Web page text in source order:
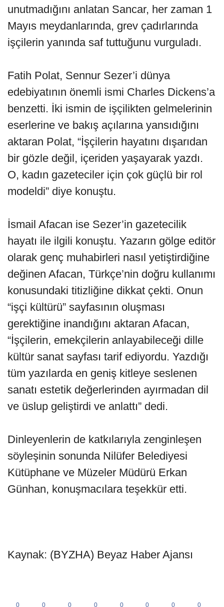
unutmadığını anlatan Sancar, her zaman 1
Mayıs meydanlarında, grev çadırlarında
işçilerin yanında saf tuttuğunu vurguladı.
Fatih Polat, Sennur Sezer’i dünya
edebiyatının önemli ismi Charles Dickens’a
benzetti. İki ismin de işçilikten gelmelerinin
eserlerine ve bakış açılarına yansıdığını
aktaran Polat, “İşçilerin hayatını dışarıdan
bir gözle değil, içeriden yaşayarak yazdı.
O, kadın gazeteciler için çok güçlü bir rol
modeldi” diye konuştu.
İsmail Afacan ise Sezer’in gazetecilik
hayatı ile ilgili konuştu. Yazarın gölge editör
olarak genç muhabirleri nasıl yetiştirdiğine
değinen Afacan, Türkçe’nin doğru kullanımı
konusundaki titizliğine dikkat çekti. Onun
“işçi kültürü” sayfasının oluşması
gerektiğine inandığını aktaran Afacan,
“İşçilerin, emekçilerin anlayabileceği dille
kültür sanat sayfası tarif ediyordu. Yazdığı
tüm yazılarda en geniş kitleye seslenen
sanatı estetik değerlerinden ayırmadan dil
ve üslup geliştirdi ve anlattı” dedi.
Dinleyenlerin de katkılarıyla zenginleşen
söyleşinin sonunda Nilüfer Belediyesi
Kütüphane ve Müzeler Müdürü Erkan
Günhan, konuşmacılara teşekkür etti.
Kaynak: (BYZHA) Beyaz Haber Ajansı